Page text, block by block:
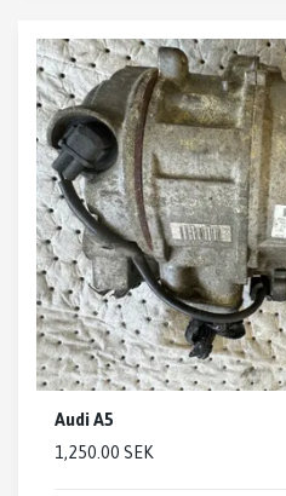
Audi A5
1,250.00 SEK